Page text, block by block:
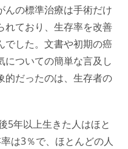
んの標準治療は手術だけ
れており、生存率を改善
でした。文書や初期の癌
についての簡単な言及し
的だったのは、生存者の
5年以上生きた人はほと
は3％で、ほとんどの人